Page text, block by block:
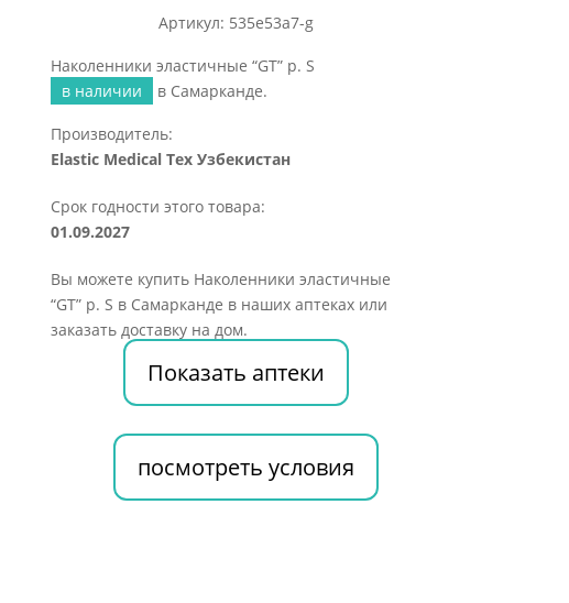
Артикул: 535e53a7-g
Наколенники эластичные “GT” р. S
в наличии
в Самарканде.
Производитель:
Elastic Medical Tex Узбекистан
Срок годности этого товара:
01.09.2027
Вы можете купить Наколенники эластичные
“GT” р. S в Самарканде в наших аптеках или
заказать доставку на дом.
Показать аптеки
посмотреть условия